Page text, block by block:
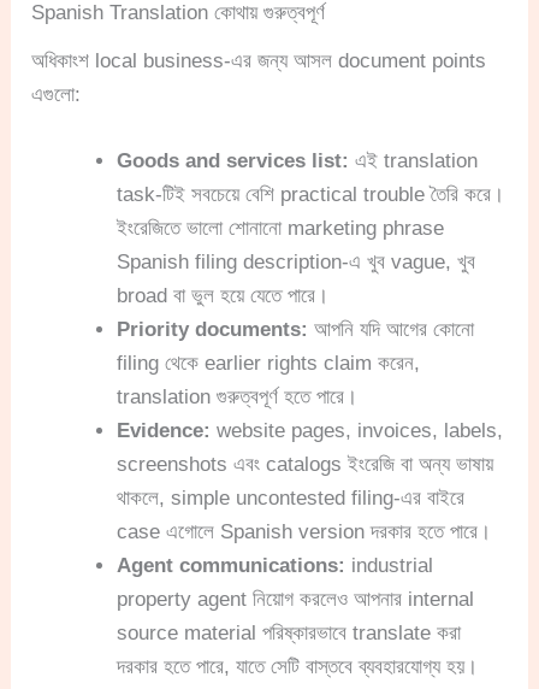
Spanish Translation কোথায় গুরুত্বপূর্ণ
অধিকাংশ local business-এর জন্য আসল document points
এগুলো:
Goods and services list: এই translation
task-টিই সবচেয়ে বেশি practical trouble তৈরি করে।
ইংরেজিতে ভালো শোনানো marketing phrase
Spanish filing description-এ খুব vague, খুব
broad বা ভুল হয়ে যেতে পারে।
Priority documents: আপনি যদি আগের কোনো
filing থেকে earlier rights claim করেন,
translation গুরুত্বপূর্ণ হতে পারে।
Evidence: website pages, invoices, labels,
screenshots এবং catalogs ইংরেজি বা অন্য ভাষায়
থাকলে, simple uncontested filing-এর বাইরে
case এগোলে Spanish version দরকার হতে পারে।
Agent communications: industrial
property agent নিয়োগ করলেও আপনার internal
source material পরিষ্কারভাবে translate করা
দরকার হতে পারে, যাতে সেটি বাস্তবে ব্যবহারযোগ্য হয়।